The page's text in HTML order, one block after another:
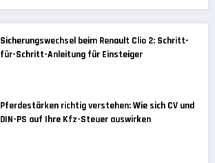
Sicherungswechsel beim Renault Clio 2: Schritt-
für-Schritt-Anleitung für Einsteiger
Pferdestärken richtig verstehen: Wie sich CV und
DIN-PS auf Ihre Kfz-Steuer auswirken